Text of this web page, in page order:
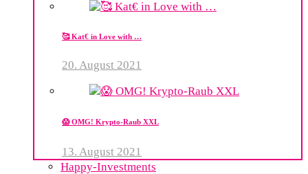
🥰 Kat€ in Love with …
20. August 2021
😱 OMG! Krypto-Raub XXL
13. August 2021
Happy-Investments